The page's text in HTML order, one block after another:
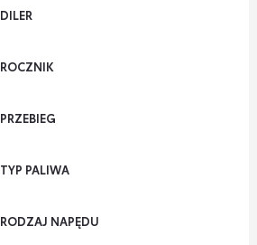
DILER
ROCZNIK
PRZEBIEG
TYP PALIWA
RODZAJ NAPĘDU